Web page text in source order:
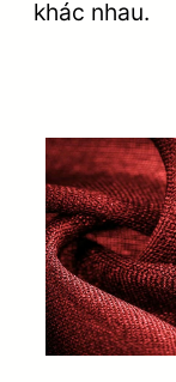
khác nhau.